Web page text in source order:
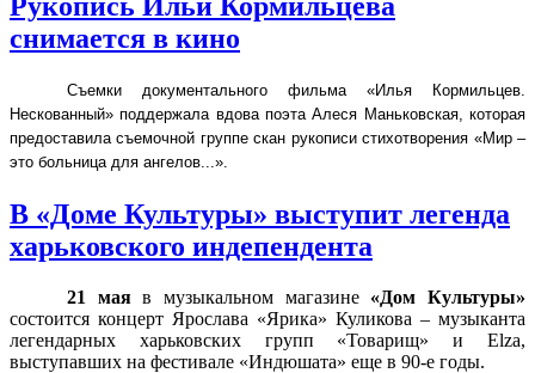
снимается в кино
Съемки документального фильма «Илья Кормильцев.
Нескованный» поддержала вдова поэта Алеся Маньковская, которая
предоставила съемочной группе скан рукописи стихотворения «Мир –
это больница для ангелов...».
В «Доме Культуры» выступит легенда
харьковского индепендента
21 маяв музыкальном магазине «Дом Культуры»
состоится концерт Ярослава «Ярика» Куликова – музыканта
легендарных харьковских групп «Товарищ» и Elza,
выступавших на фестивале «Индюшата» еще в 90-е годы.